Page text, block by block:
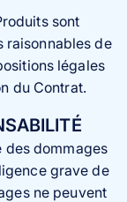
sont
raisonnables de
légales
du Contrat.
des dommages
grave de
ne peuvent